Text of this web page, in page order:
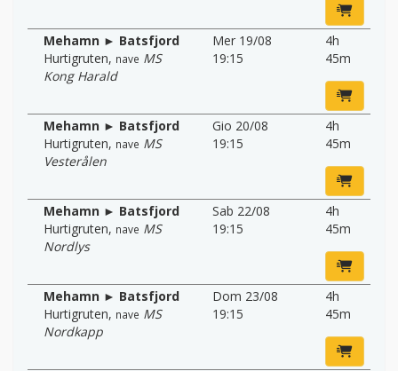
Mehamn ► Batsfjord
Hurtigruten, nave MS
Kong Harald
Mer 19/08
19:15
4h
45m
Mehamn ► Batsfjord
Hurtigruten, nave MS
Vesterålen
Gio 20/08
19:15
4h
45m
Mehamn ► Batsfjord
Hurtigruten, nave MS
Nordlys
Sab 22/08
19:15
4h
45m
Mehamn ► Batsfjord
Hurtigruten, nave MS
Nordkapp
Dom 23/08
19:15
4h
45m